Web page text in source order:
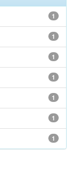
1
1
1
1
1
1
1